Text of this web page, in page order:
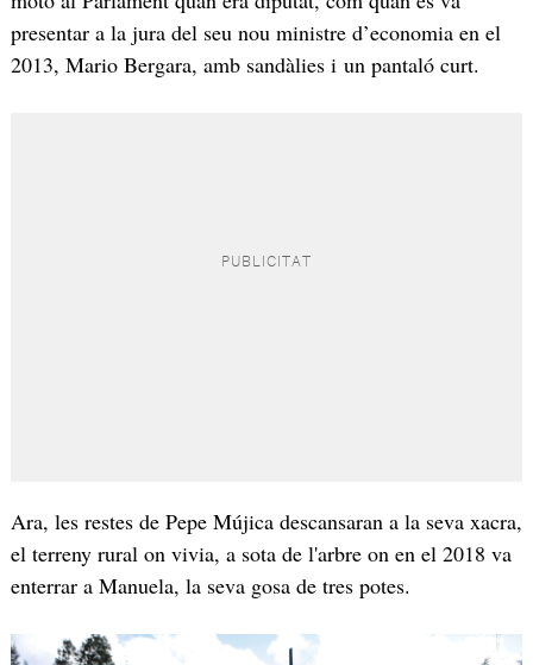
presentar a la jura del seu nou ministre d’economia en el
2013, Mario Bergara, amb sandàlies i un pantaló curt.
Ara, les restes de Pepe Mújica descansaran a la seva xacra,
el terreny rural on vivia, a sota de l'arbre on en el 2018 va
enterrar a Manuela, la seva gosa de tres potes.